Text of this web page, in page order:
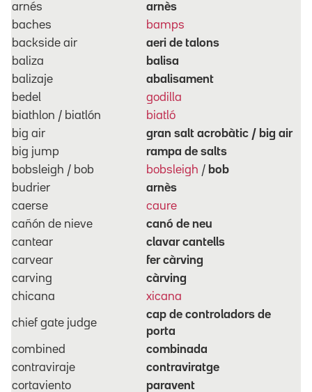
arnés
arnès
baches
bamps
backside air
aeri de talons
baliza
balisa
balizaje
abalisament
bedel
godilla
biathlon / biatlón
biatló
big air
gran salt acrobàtic / big air
big jump
rampa de salts
bobsleigh / bob
bobsleigh / bob
budrier
arnès
caerse
caure
cañón de nieve
canó de neu
cantear
clavar cantells
carvear
fer càrving
carving
càrving
chicana
xicana
chief gate judge
cap de controladors de
porta
combined
combinada
contraviraje
contraviratge
cortaviento
paravent